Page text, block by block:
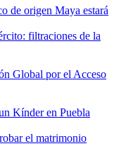
de origen Maya estará
filtraciones de la
Global por el Acceso
Kínder en Puebla
el matrimonio